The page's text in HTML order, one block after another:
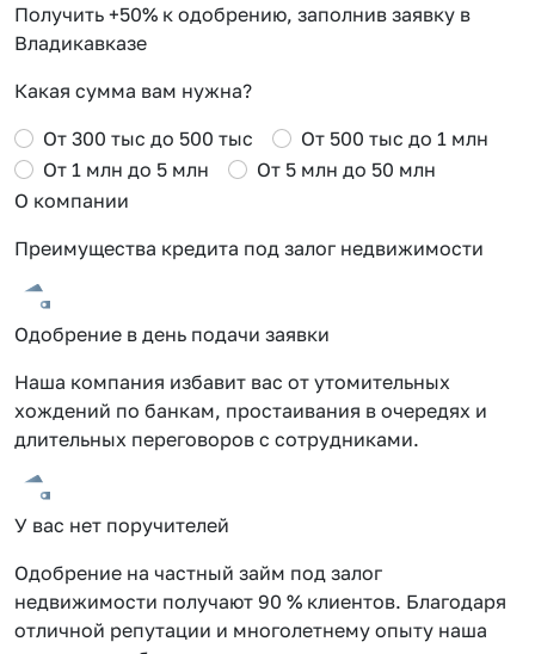
Получить +50% к одобрению, заполнив заявку в
Владикавказе
Какая сумма вам нужна?
От 300 тыс до 500 тыс
От 500 тыс до 1 млн
От 1 млн до 5 млн
От 5 млн до 50 млн
О компании
Преимущества кредита под залог недвижимости
Одобрение в день подачи заявки
Наша компания избавит вас от утомительных
хождений по банкам, простаивания в очередях и
длительных переговоров с сотрудниками.
У вас нет поручителей
Одобрение на частный займ под залог
недвижимости получают 90 % клиентов. Благодаря
отличной репутации и многолетнему опыту наша